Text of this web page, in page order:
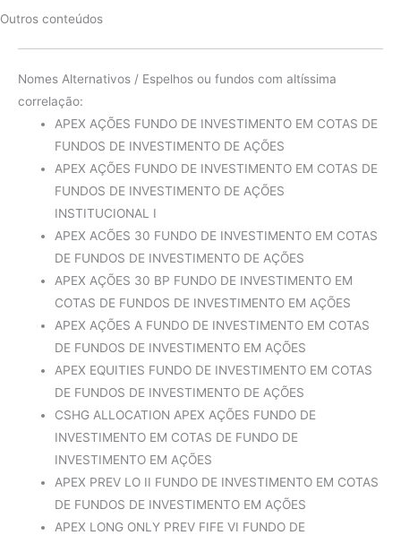
Outros conteúdos
Nomes Alternativos / Espelhos ou fundos com altíssima
correlação:
APEX AÇÕES FUNDO DE INVESTIMENTO EM COTAS DE
FUNDOS DE INVESTIMENTO DE AÇÕES
APEX AÇÕES FUNDO DE INVESTIMENTO EM COTAS DE
FUNDOS DE INVESTIMENTO DE AÇÕES
INSTITUCIONAL I
APEX ACÕES 30 FUNDO DE INVESTIMENTO EM COTAS
DE FUNDOS DE INVESTIMENTO DE AÇÕES
APEX AÇÕES 30 BP FUNDO DE INVESTIMENTO EM
COTAS DE FUNDOS DE INVESTIMENTO EM AÇÕES
APEX AÇÕES A FUNDO DE INVESTIMENTO EM COTAS
DE FUNDOS DE INVESTIMENTO EM AÇÕES
APEX EQUITIES FUNDO DE INVESTIMENTO EM COTAS
DE FUNDOS DE INVESTIMENTO DE AÇÕES
CSHG ALLOCATION APEX AÇÕES FUNDO DE
INVESTIMENTO EM COTAS DE FUNDO DE
INVESTIMENTO EM AÇÕES
APEX PREV LO II FUNDO DE INVESTIMENTO EM COTAS
DE FUNDOS DE INVESTIMENTO EM AÇÕES
APEX LONG ONLY PREV FIFE VI FUNDO DE